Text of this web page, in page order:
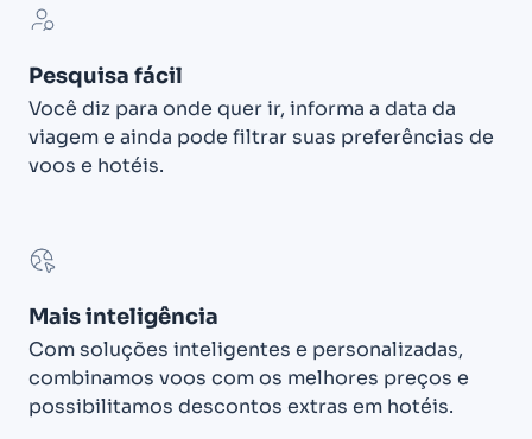
Pesquisa fácil
Você diz para onde quer ir, informa a data da
viagem e ainda pode filtrar suas preferências de
voos e hotéis.
Mais inteligência
Com soluções inteligentes e personalizadas,
combinamos voos com os melhores preços e
possibilitamos descontos extras em hotéis.